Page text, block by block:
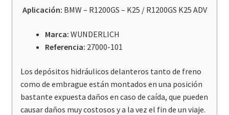
Aplicación: BMW – R1200GS – K25 / R1200GS K25 ADV
Marca: WUNDERLICH
Referencia: 27000-101
Los depósitos hidráulicos delanteros tanto de freno
como de embrague están montados en una posición
bastante expuesta daños en caso de caída, que pueden
causar daños muy costosos y a la vez el fin de un viaje.